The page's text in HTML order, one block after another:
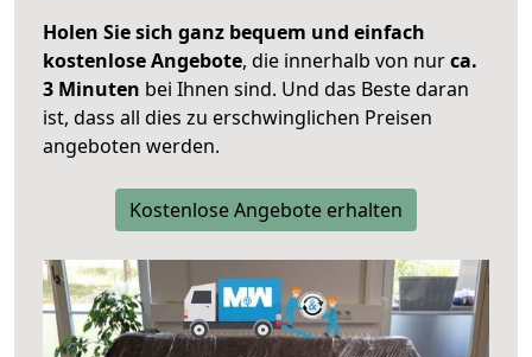
Holen Sie sich ganz bequem und einfach
kostenlose Angebote, die innerhalb von nurca.
3 Minuten bei Ihnen sind. Und das Beste daran
ist, dass all dies zu erschwinglichen Preisen
angeboten werden.
Kostenlose Angebote erhalten